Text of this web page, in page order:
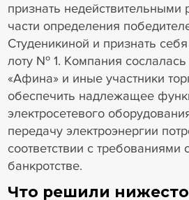
признать недействительными
части определения
Студеникиной и признать
лоту № 1. Компания
«Афина» и иные участники
обеспечить надлежащее
электросетевого
передачу электроэнергии
соответствии с требованиями
банкротстве.
Что решили